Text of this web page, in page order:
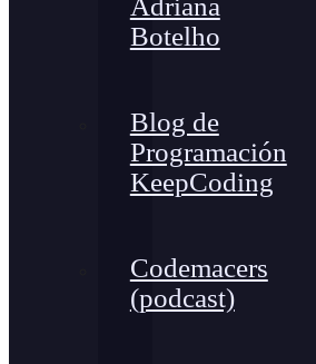
Adriana
Botelho
Blog de
Programación
KeepCoding
Codemacers
(podcast)